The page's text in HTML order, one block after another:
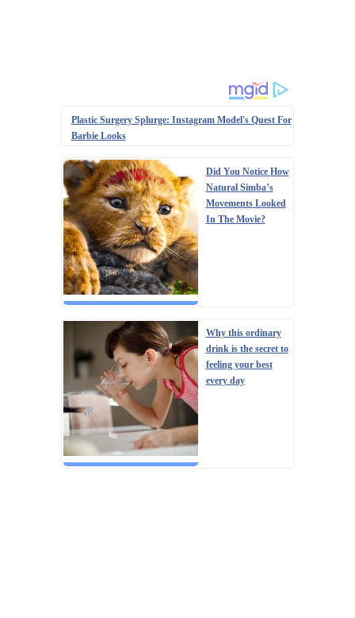
Plastic Surgery Splurge: Instagram Model's Quest For
Barbie Looks
Did You Notice How
Natural Simba’s
Movements Looked
In The Movie?
Why this ordinary
drink is the secret to
feeling your best
every day